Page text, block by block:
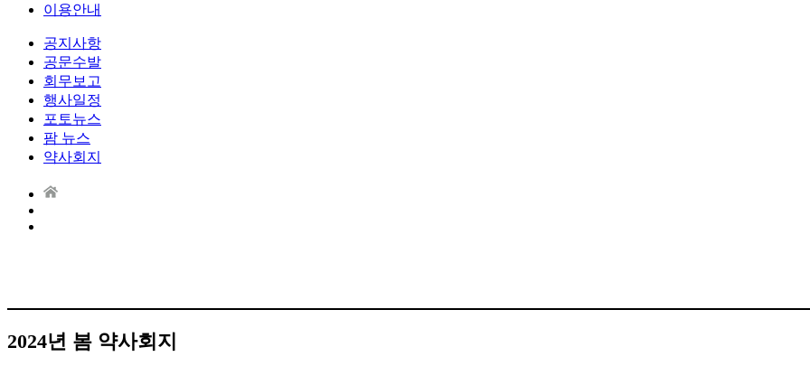
이용안내
공지사항
공문수발
회무보고
행사일정
포토뉴스
팜 뉴스
약사회지
2024년 봄 약사회지